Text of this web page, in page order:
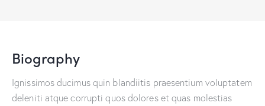
Biography
Ignissimos ducimus quin blandiitis praesentium voluptatem
deleniti atque corrupti quos dolores et quas molestias